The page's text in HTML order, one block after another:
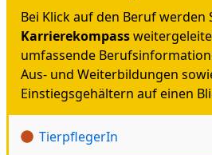
Bei Klick auf den Beruf werden
Karrierekompass
umfassende
Aus- und Weiterbildungen
Einstiegsgehältern auf einen
TierpflegerIn